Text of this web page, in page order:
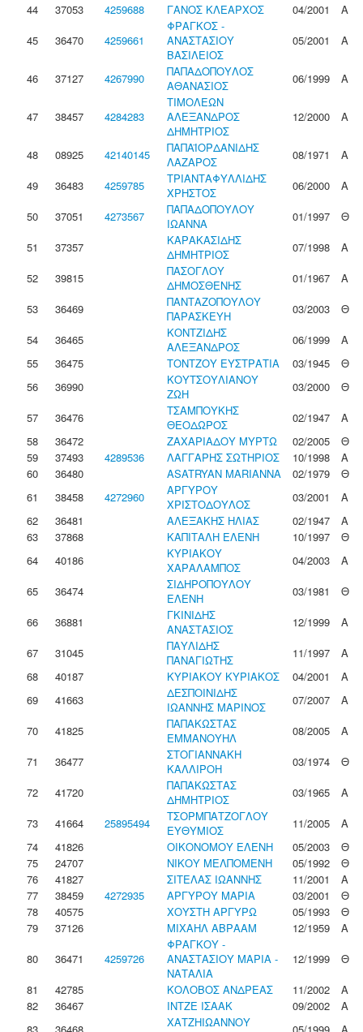
44
37053 4259688 ΓΑΝΟΣ ΚΛΕΑΡΧΟΣ 04/2001
Α
45
36470 4259661
ΦΡΑΓΚΟΣ -
ΑΝΑΣΤΑΣΙΟΥ
ΒΑΣΙΛΕΙΟΣ
05/2001 Α
46 37127 4267990
ΠΑΠΑΔΟΠΟΥΛΟΣ
ΑΘΑΝΑΣΙΟΣ
06/1999 Α
47 38457 4284283
ΤΙΜΟΛΕΩΝ
ΑΛΕΞΑΝΔΡΟΣ
ΔΗΜΗΤΡΙΟΣ
12/2000 Α
48 08925 42140145
ΠΑΠΑΪΟΡΔΑΝΙΔΗΣ
ΛΑΖΑΡΟΣ
08/1971
Α
49
36483 4259785
ΤΡΙΑΝΤΑΦΥΛΛΙΔΗΣ
ΧΡΗΣΤΟΣ
06/2000
Α
50
37051 4273567
ΠΑΠΑΔΟΠΟΥΛΟΥ
ΙΩΑΝΝΑ
01/1997
Θ
51
37357
ΚΑΡΑΚΑΣΙΔΗΣ
ΔΗΜΗΤΡΙΟΣ
07/1998
Α
52
39815
ΠΑΣΟΓΛΟΥ
ΔΗΜΟΣΘΕΝΗΣ
01/1967
Α
53
36469
ΠΑΝΤΑΖΟΠΟΥΛΟΥ
ΠΑΡΑΣΚΕΥΗ
03/2003
Θ
54
36465
ΚΟΝΤΖΙΔΗΣ
ΑΛΕΞΑΝΔΡΟΣ
06/1999
Α
55
36475 ΤΟΝΤΖΟΥ ΕΥΣΤΡΑΤΙΑ 03/1945
Θ
56
36990
ΚΟΥΤΣΟΥΛΙΑΝΟΥ
ΖΩΗ
03/2000
Θ
57
36476
ΤΣΑΜΠΟΥΚΗΣ
ΘΕΟΔΩΡΟΣ
02/1947
Α
58
36472 ΖΑΧΑΡΙΑΔΟΥ ΜΥΡΤΩ 02/2005
Θ
59
37493 4289536 ΛΑΓΓΑΡΗΣ ΣΩΤΗΡΙΟΣ 10/1998
Α
60
36480 ASATRYAN MARIANNA 02/1979
Θ
61
38458 4272960
ΑΡΓΥΡΟΥ
ΧΡΙΣΤΟΔΟΥΛΟΣ
03/2001
Α
62
36481 ΑΛΕΞΑΚΗΣ ΗΛΙΑΣ 02/1947
Α
63
37868 ΚΑΠΙΤΑΛΗ ΕΛΕΝΗ 10/1997
Θ
64
40186
ΚΥΡΙΑΚΟΥ
ΧΑΡΑΛΑΜΠΟΣ
04/2003
Α
65
36474
ΣΙΔΗΡΟΠΟΥΛΟΥ
ΕΛΕΝΗ
03/1981
Θ
66
36881
ΓΚΙΝΙΔΗΣ
ΑΝΑΣΤΑΣΙΟΣ
12/1999
Α
67
31045
ΠΑΥΛΙΔΗΣ
ΠΑΝΑΓΙΩΤΗΣ
11/1997
Α
68
40187 ΚΥΡΙΑΚΟΥ ΚΥΡΙΑΚΟΣ 04/2001
Α
69
41663
ΔΕΣΠΟΙΝΙΔΗΣ
ΙΩΑΝΝΗΣ ΜΑΡΙΝΟΣ
07/2007
Α
70
41825
ΠΑΠΑΚΩΣΤΑΣ
ΕΜΜΑΝΟΥΗΛ
08/2005
Α
71
36477
ΣΤΟΓΙΑΝΝΑΚΗ
ΚΑΛΛΙΡΟΗ
03/1974
Θ
72
41720
ΠΑΠΑΚΩΣΤΑΣ
ΔΗΜΗΤΡΙΟΣ
03/1965
Α
73
41664 25895494
ΤΣΟΡΜΠΑΤΖΟΓΛΟΥ
ΕΥΘΥΜΙΟΣ
11/2005
Α
74
41826 ΟΙΚΟΝΟΜΟΥ ΕΛΕΝΗ 05/2003
Θ
75
24707 ΝΙΚΟΥ ΜΕΛΠΟΜΕΝΗ 05/1992
Θ
76
41827 ΣΙΤΕΛΑΣ ΙΩΑΝΝΗΣ 11/2001
Α
77
38459 4272935 ΑΡΓΥΡΟΥ ΜΑΡΙΑ 03/2001
Θ
78
40575 ΧΟΥΣΤΗ ΑΡΓΥΡΩ 05/1993
Θ
79
37126 ΜΙΧΑΗΛ ΑΒΡΑΑΜ 12/1959
Α
80
36471 4259726
ΦΡΑΓΚΟΥ -
ΑΝΑΣΤΑΣΙΟΥ ΜΑΡΙΑ -
ΝΑΤΑΛΙΑ
12/1999
Θ
81
42785 ΚΟΛΟΒΟΣ ΑΝΔΡΕΑΣ 11/2002
Α
82
36467 ΙΝΤΖΕ ΙΣΑΑΚ 09/2002
Α
ΧΑΤΖΗΙΩΑΝΝΟΥ